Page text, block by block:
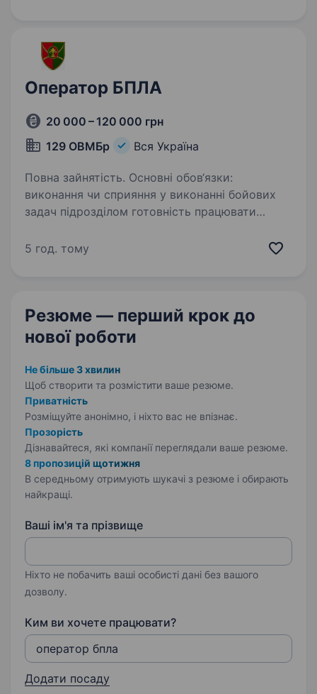
Оператор БПЛА
20 000 – 120 000 грн
129 ОВМБр
Вся Україна
Повна зайнятість. Основні обов‘язки:
виконання чи сприяння у виконанні бойових
задач підрозділом готовність працювати
високий рівень мотивації та стресостійкості
5 год. тому
Резюме — перший крок до
нової роботи
Не більше 3 хвилин
Щоб створити та розмістити ваше резюме.
Приватність
Розміщуйте анонімно, і ніхто вас не впізнає.
Прозорість
Дізнавайтеся, які компанії переглядали ваше резюме.
8 пропозицій щотижня
В середньому отримують шукачі з резюме і обирають
найкращі.
Ваші ім'я та прізвище
Ніхто не побачить ваші особисті дані без вашого
дозволу.
Ким ви хочете працювати?
Додати посаду